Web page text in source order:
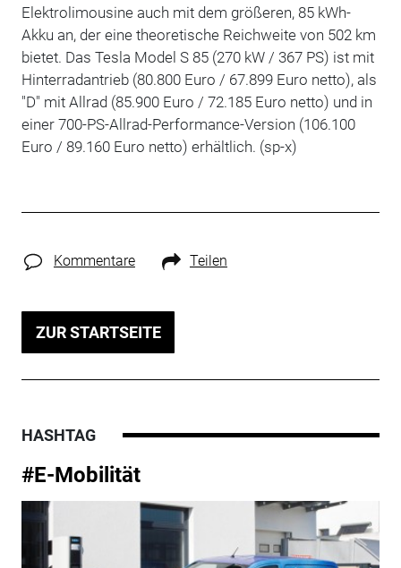
Elektrolimousine auch mit dem größeren, 85 kWh-
Akku an, der eine theoretische Reichweite von 502 km
bietet. Das Tesla Model S 85 (270 kW / 367 PS) ist mit
Hinterradantrieb (80.800 Euro / 67.899 Euro netto), als
"D" mit Allrad (85.900 Euro / 72.185 Euro netto) und in
einer 700-PS-Allrad-Performance-Version (106.100
Euro / 89.160 Euro netto) erhältlich. (sp-x)
Kommentare Teilen
ZUR STARTSEITE
HASHTAG
#E-Mobilität